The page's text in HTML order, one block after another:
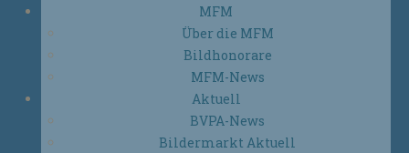
MFM
Über die MFM
Bildhonorare
MFM-News
Aktuell
BVPA-News
Bildermarkt Aktuell